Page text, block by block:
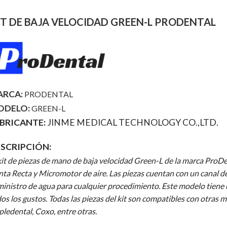
DE BAJA VELOCIDAD GREEN-L PRODENTAL
PRODENTAL
GREEN-L
JINME MEDICAL TECHNOLOGY CO.,LTD.
de piezas de mano de baja velocidad Green-L de la marca
Recta y Micromotor de aire. Las piezas cuentan con un canal
de agua para cualquier procedimiento. Este modelo
los gustos. Todas las piezas del kit son compatibles con otras
Coxo, entre otras.